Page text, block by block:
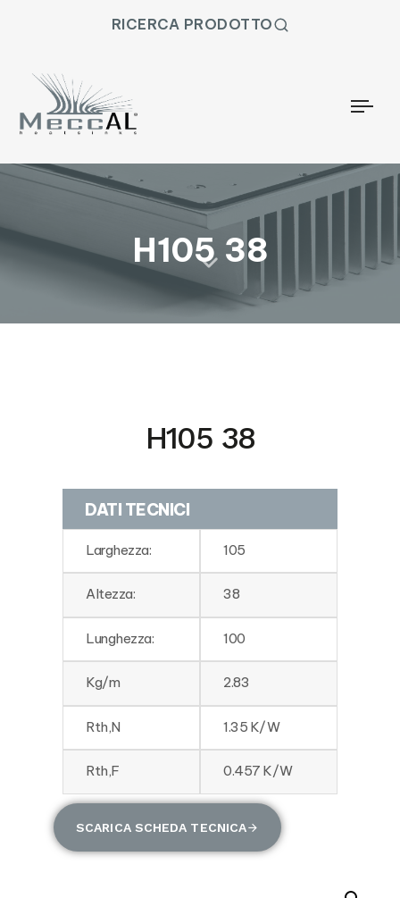
RICERCA PRODOTTO
H105 38
H105 38
DATI TECNICI
Larghezza: 105
Altezza: 38
Lunghezza: 100
Kg/m 2.83
Rth,N 1.35 K/W
Rth,F 0.457 K/W
SCARICA SCHEDA TECNICA